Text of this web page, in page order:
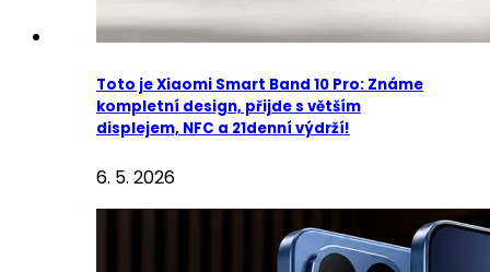
Toto je Xiaomi Smart Band 10 Pro: Známe
kompletní design, přijde s větším
displejem, NFC a 21denní výdrží!
6. 5. 2026